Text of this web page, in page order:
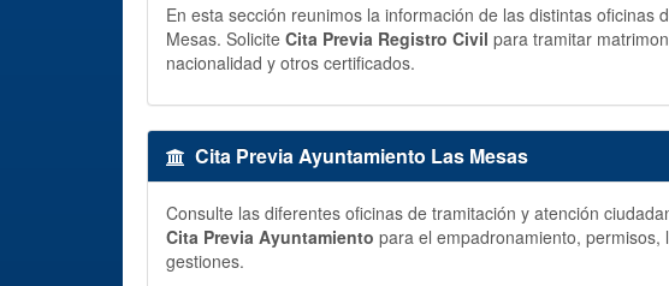
En esta sección reunimos la información de las distintas oficinas
Mesas. Solicite Cita Previa Registro Civil para tramitar
nacionalidad y otros certificados.
Cita Previa Ayuntamiento Las Mesas
Consulte las diferentes oficinas de tramitación y atención
Cita Previa Ayuntamiento para el empadronamiento,
gestiones.